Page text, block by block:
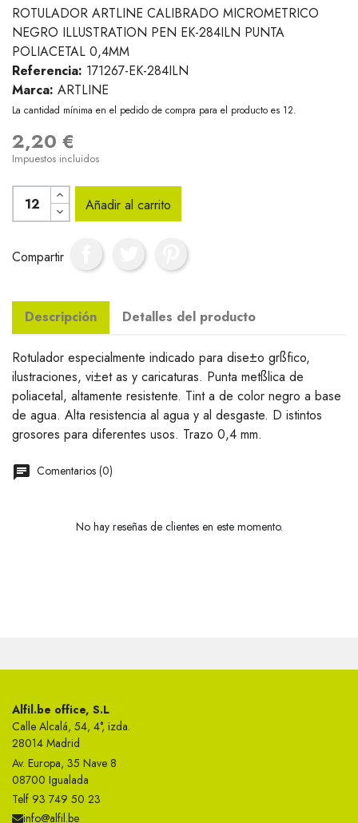
ROTULADOR ARTLINE CALIBRADO MICROMETRICO
NEGRO ILLUSTRATION PEN EK-284ILN PUNTA
POLIACETAL 0,4MM
Referencia: 171267-EK-284ILN
Marca: ARTLINE
La cantidad mínima en el pedido de compra para el producto es 12.
2,20 €
Impuestos incluidos
Añadir al carrito
Compartir
Descripción Detalles del producto
Rotulador especialmente indicado para dise±o grßfico,
ilustraciones, vi±et as y caricaturas. Punta metßlica de
poliacetal, altamente resistente. Tint a de color negro a base
de agua. Alta resistencia al agua y al desgaste. D istintos
grosores para diferentes usos. Trazo 0,4 mm.
Comentarios (0)
No hay reseñas de clientes en este momento.
Alfil.be office, S.L
Calle Alcalá, 54, 4°, izda.
28014 Madrid
Av. Europa, 35 Nave 8
08700 Igualada
Telf 93 749 50 23
info@alfil.be